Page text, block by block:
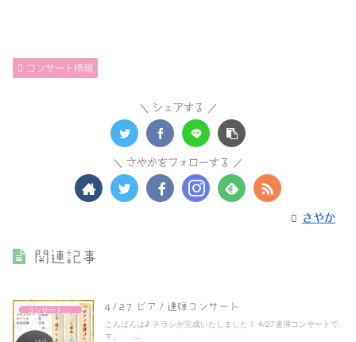
コンサート情報
シェアする
さやかをフォローする
さやか
関連記事
コンサート情報 4/27 ピアノ連弾コンサート
こんばんは♪ チラシが完成いたしました！ 4/27連弾コンサートで
す。 ...